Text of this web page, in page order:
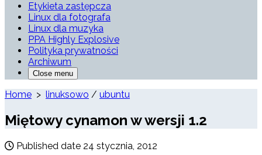
Etykieta zastępcza
Linux dla fotografa
Linux dla muzyka
PPA Highly Explosive
Polityka prywatności
Archiwum
Close menu
Home > linuksowo / ubuntu
Miętowy cynamon w wersji 1.2
Published date 24 stycznia, 2012